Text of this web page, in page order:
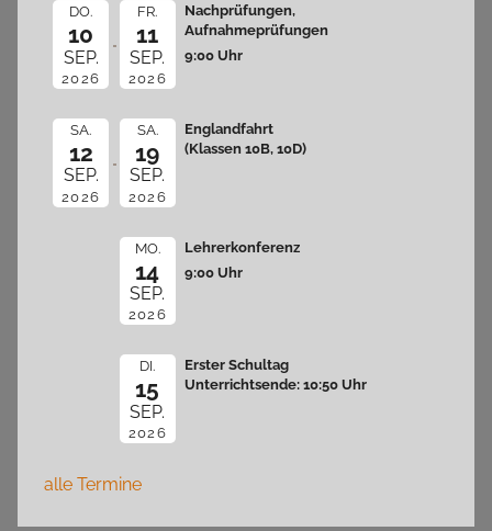
DO.
10
SEP.
2026
FR.
11
SEP.
2026
Nachprüfungen,
Aufnahmeprüfungen
9:00 Uhr
SA.
12
SEP.
2026
SA.
19
SEP.
2026
Englandfahrt
(Klassen 10B, 10D)
MO.
14
SEP.
2026
Lehrerkonferenz
9:00 Uhr
DI.
15
SEP.
2026
Erster Schultag
Unterrichtsende: 10:50 Uhr
alle Termine